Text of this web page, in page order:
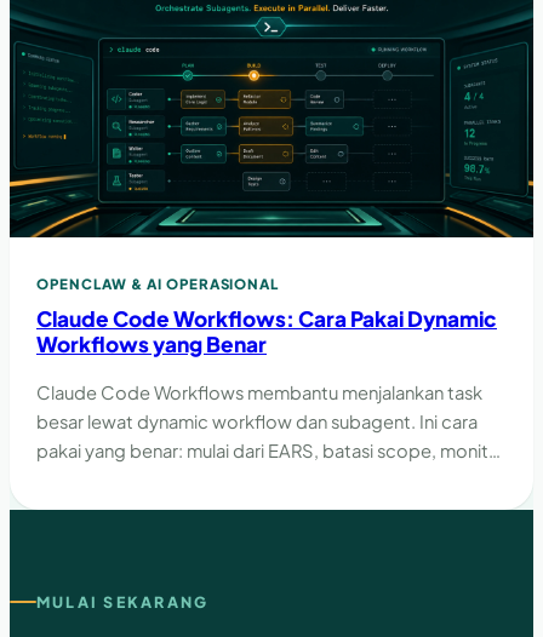
OPENCLAW & AI OPERASIONAL
Claude Code Workflows: Cara Pakai Dynamic
Workflows yang Benar
Claude Code Workflows membantu menjalankan task
besar lewat dynamic workflow dan subagent. Ini cara
pakai yang benar: mulai dari EARS, batasi scope, monitor
MULAI SEKARANG